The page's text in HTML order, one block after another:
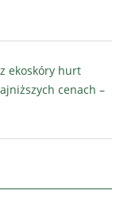
ekoskóry hurt
cenach –